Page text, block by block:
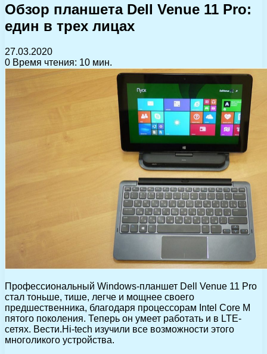
Обзор планшета Dell Venue 11 Pro:
един в трех лицах
27.03.2020
0 Время чтения: 10 мин.
Профессиональный Windows-планшет Dell Venue 11 Pro
стал тоньше, тише, легче и мощнее своего
предшественника, благодаря процессорам Intel Core M
пятого поколения. Теперь он умеет работать и в LTE-
сетях. Вести.Hi-tech изучили все возможности этого
многоликого устройства.